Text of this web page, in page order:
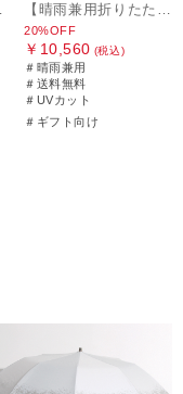
遮光100 UV100
【晴雨兼用折りたたみ日傘】ポロ ラルフ ローレン (POLO RALPH LAUREN) カラーベア 遮光 遮熱 UV 晴雨兼用
20%OFF
￥10,560 (税込)
＃晴雨兼用
＃送料無料
＃UVカット
＃ギフト向け